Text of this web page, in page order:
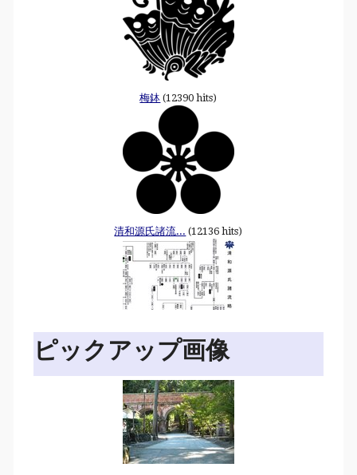
梅鉢 (12390 hits)
清和源氏諸流... (12136 hits)
ピックアップ画像